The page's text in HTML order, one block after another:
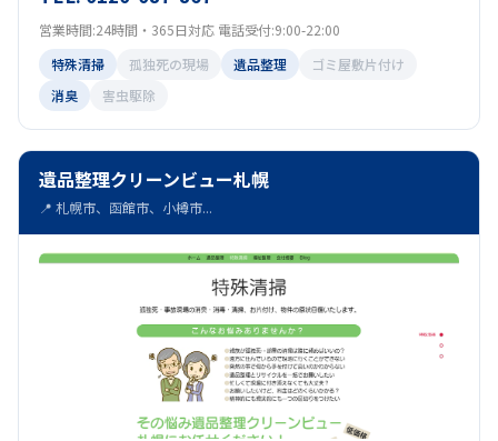
営業時間:24時間・365日対応 電話受付:9:00-22:00
特殊清掃
孤独死の現場 遺品整理
ゴミ屋敷片付け
消臭
害虫駆除
遺品整理クリーンビュー札幌
📍 札幌市、函館市、小樽市...